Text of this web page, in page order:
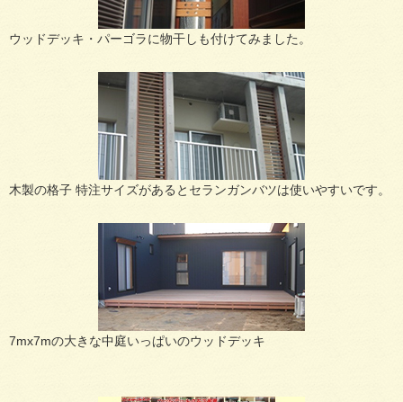
ウッドデッキ・パーゴラに物干しも付けてみました。
木製の格子 特注サイズがあるとセランガンバツは使いやすいです。
7mx7mの大きな中庭いっぱいのウッドデッキ